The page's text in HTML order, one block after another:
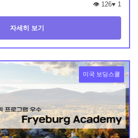
👁️ 126♥ 1
자세히 보기
미국 보딩스쿨